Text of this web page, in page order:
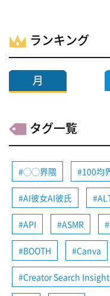
ランキング
タグ一覧
◯◯界隈 100均
AI彼女AI彼氏
API ASMR
BOOTH Canva
Creator Search